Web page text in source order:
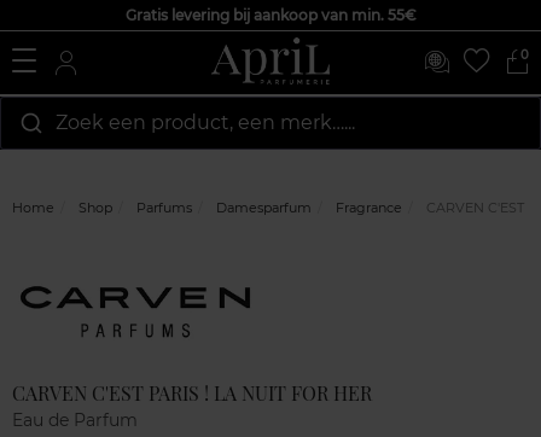
Gratis levering bij aankoop van min. 55€
0
Zoek een product, een merk…...
Home Shop Parfums Damesparfum Fragrance CARVEN C'EST
CARVEN C'EST PARIS ! LA NUIT FOR HER
Eau de Parfum